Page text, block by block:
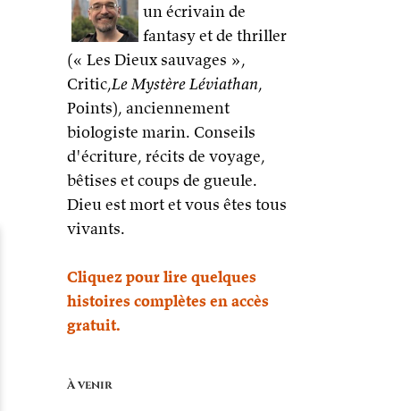
un écrivain de
fantasy et de thriller
(« Les Dieux sauvages »,
Critic,Le Mystère Léviathan,
Points), anciennement
biologiste marin. Conseils
d'écriture, récits de voyage,
bêtises et coups de gueule.
Dieu est mort et vous êtes tous
vivants.
Cliquez pour lire quelques
histoires complètes en accès
gratuit.
À venir